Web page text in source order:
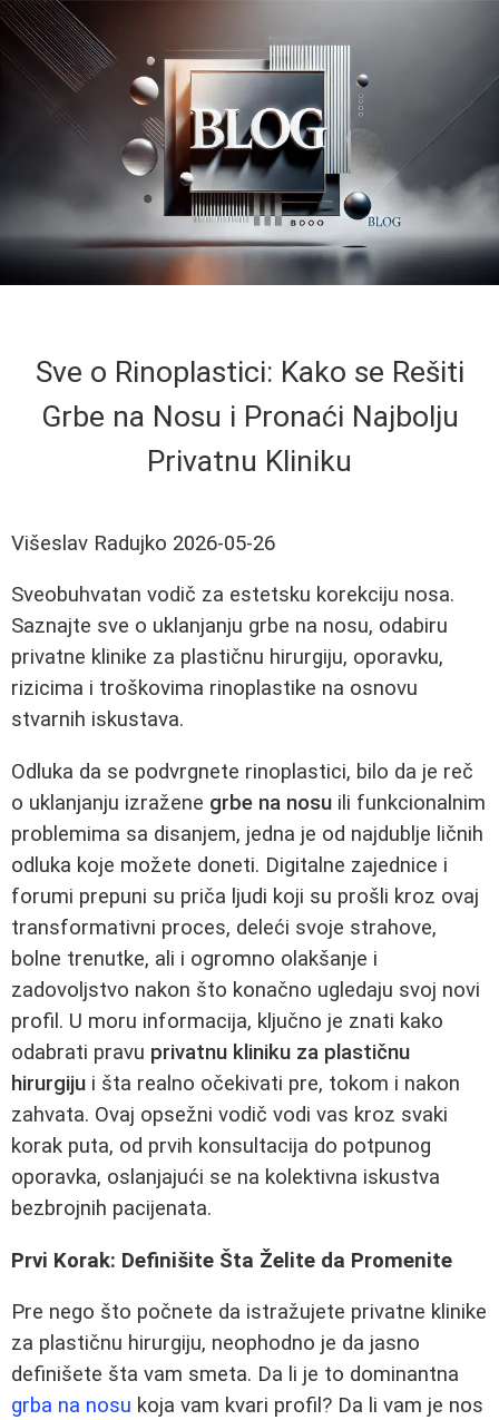
Sve o Rinoplastici: Kako se Rešiti
Grbe na Nosu i Pronaći Najbolju
Privatnu Kliniku
Višeslav Radujko 2026-05-26
Sveobuhvatan vodič za estetsku korekciju nosa.
Saznajte sve o uklanjanju grbe na nosu, odabiru
privatne klinike za plastičnu hirurgiju, oporavku,
rizicima i troškovima rinoplastike na osnovu
stvarnih iskustava.
Odluka da se podvrgnete rinoplastici, bilo da je reč
o uklanjanju izražene grbe na nosu ili funkcionalnim
problemima sa disanjem, jedna je od najdublje ličnih
odluka koje možete doneti. Digitalne zajednice i
forumi prepuni su priča ljudi koji su prošli kroz ovaj
transformativni proces, deleći svoje strahove,
bolne trenutke, ali i ogromno olakšanje i
zadovoljstvo nakon što konačno ugledaju svoj novi
profil. U moru informacija, ključno je znati kako
odabrati pravu privatnu kliniku za plastičnu
hirurgiju i šta realno očekivati pre, tokom i nakon
zahvata. Ovaj opsežni vodič vodi vas kroz svaki
korak puta, od prvih konsultacija do potpunog
oporavka, oslanjajući se na kolektivna iskustva
bezbrojnih pacijenata.
Prvi Korak: Definišite Šta Želite da Promenite
Pre nego što počnete da istražujete privatne klinike
za plastičnu hirurgiju, neophodno je da jasno
definišete šta vam smeta. Da li je to dominantna
grba na nosu koja vam kvari profil? Da li vam je nos